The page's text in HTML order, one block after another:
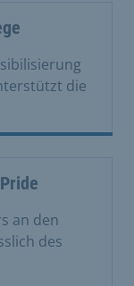
die
an den
des